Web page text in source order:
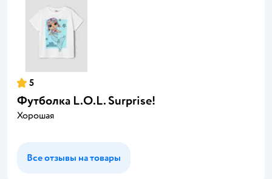
5
Футболка L.O.L. Surprise!
Хорошая
Все отзывы на товары